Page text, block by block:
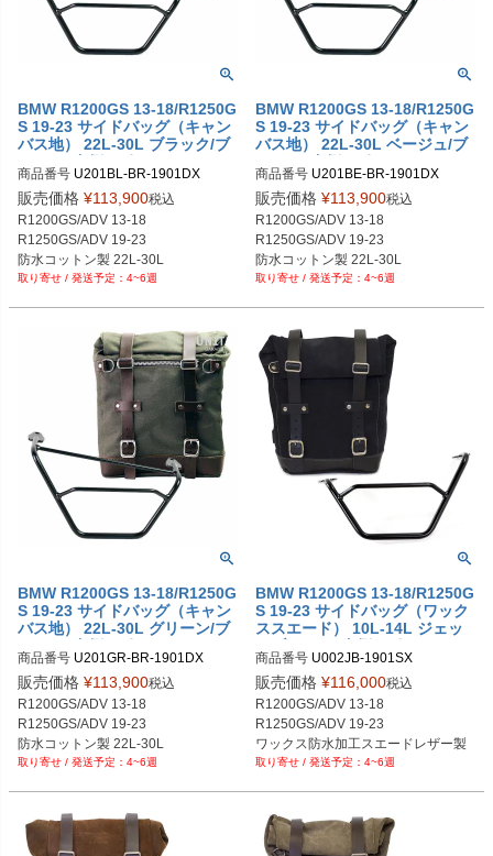
BMW R1200GS 13-18/R1250G
S 19-23 サイドバッグ（キャン
バス地） 22L-30L ブラック/ブ
ラウン+右側サポートフレーム
UNIT GARAGE
商品番号 U201BL-BR-1901DX
U001BL_BR+1901DX
メーカー型番：U201+1901DX
販売価格 ¥113,900税込
R1200GS/ADV 13-18
R1250GS/ADV 19-23
防水コットン製 22L-30L
ブラック/ブラウン 4~6週
BMW R1200GS 13-18/R1250G
S 19-23 サイドバッグ（キャン
バス地） 22L-30L ベージュ/ブ
ラウン+右側サポートフレーム
UNIT GARAGE
商品番号 U201BE-BR-1901DX
U001BE_BR+1901DX
メーカー型番：U201+1901DX
販売価格 ¥113,900税込
R1200GS/ADV 13-18
R1250GS/ADV 19-23
防水コットン製 22L-30L
ベージュ/ブラウン 4~6週
BMW R1200GS 13-18/R1250G
S 19-23 サイドバッグ（キャン
バス地） 22L-30L グリーン/ブ
ラウン+右側サポートフレーム
UNIT GARAGE
商品番号 U201GR-BR-1901DX
U001GR_BR+1901DX
メーカー型番：U201+1901DX
販売価格 ¥113,900税込
R1200GS/ADV 13-18
R1250GS/ADV 19-23
防水コットン製 22L-30L
グリーン/ブラウン 4~6週
BMW R1200GS 13-18/R1250G
S 19-23 サイドバッグ（ワック
ススエード） 10L-14L ジェッ
トブラック+左側サポートフレ
ーム UNIT GARAGE
商品番号 U002JB-1901SX
U002JB+1901SX
メーカー型番：U002+1901SX
販売価格 ¥116,000税込
R1200GS/ADV 13-18
R1250GS/ADV 19-23
ワックス防水加工スエードレザー製
10L-14L
4~6週